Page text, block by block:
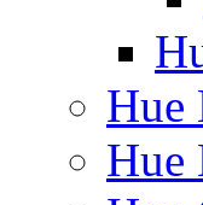
Hue
Hue